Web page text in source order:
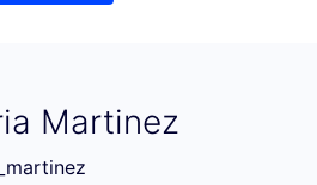
Martinez
Maria Martinez)